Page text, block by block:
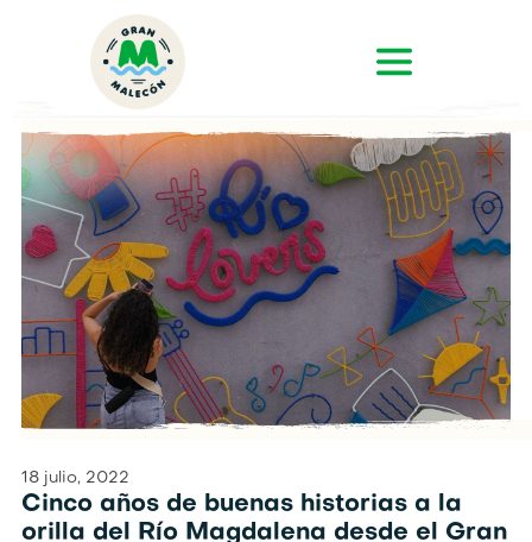
18 julio, 2022
Cinco años de buenas historias a la
orilla del Río Magdalena desde el Gran